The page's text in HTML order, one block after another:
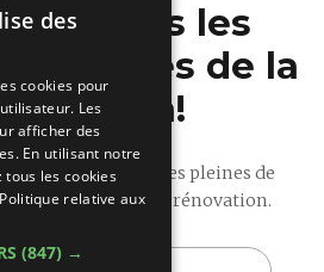
pas les
nouvelles de la
jour hebdomadaires pleines de
construction et la rénovation.
des
cookies pour
Les
afficher des
En utilisant notre
tous les cookies
relative aux
(847) →